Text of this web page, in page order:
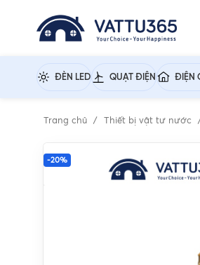
ĐÈN LED QUẠT ĐIỆN ĐIỆN
Trang chủ Thiết bị vật tư nước
-20%